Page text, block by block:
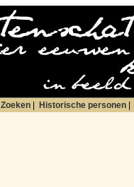
Zoeken Historische personen